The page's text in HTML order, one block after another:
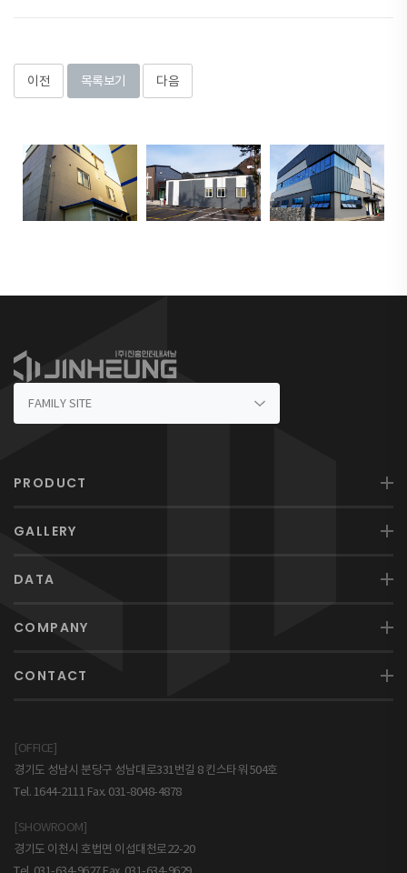
이전 목록보기 다음
PRODUCT
GALLERY
DATA
COMPANY
CONTACT
[OFFICE]
경기도 성남시 분당구 성남대로331번길 8 킨스타워 504호
Tel. 1644-2111 Fax. 031-8048-4878
[SHOWROOM]
경기도 이천시 호법면 이섭대천로22-20